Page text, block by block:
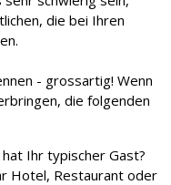
die bei Ihren
- grossartig! Wenn
die folgenden
Ihr typischer Gast?
Hotel, Restaurant oder